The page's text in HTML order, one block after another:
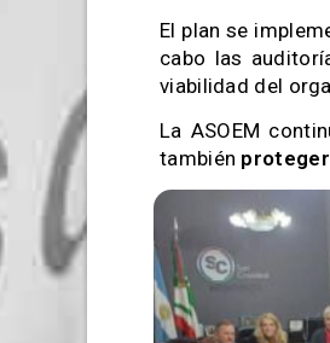
El plan se
cabo las
viabilidad del
La ASOEM
también